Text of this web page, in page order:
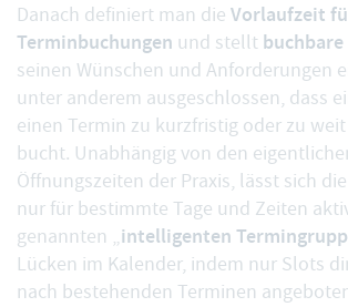
Danach definiert man die Vorlaufzeit
Terminbuchungen und stellt
seinen Wünschen und Anforderungen
unter anderem ausgeschlossen, dass
einen Termin zu kurzfristig oder zu
bucht. Unabhängig von den
Öffnungszeiten der Praxis, lässt sich
nur für bestimmte Tage und Zeiten
genannten „intelligenten
Lücken im Kalender, indem nur Slots
nach bestehenden Terminen